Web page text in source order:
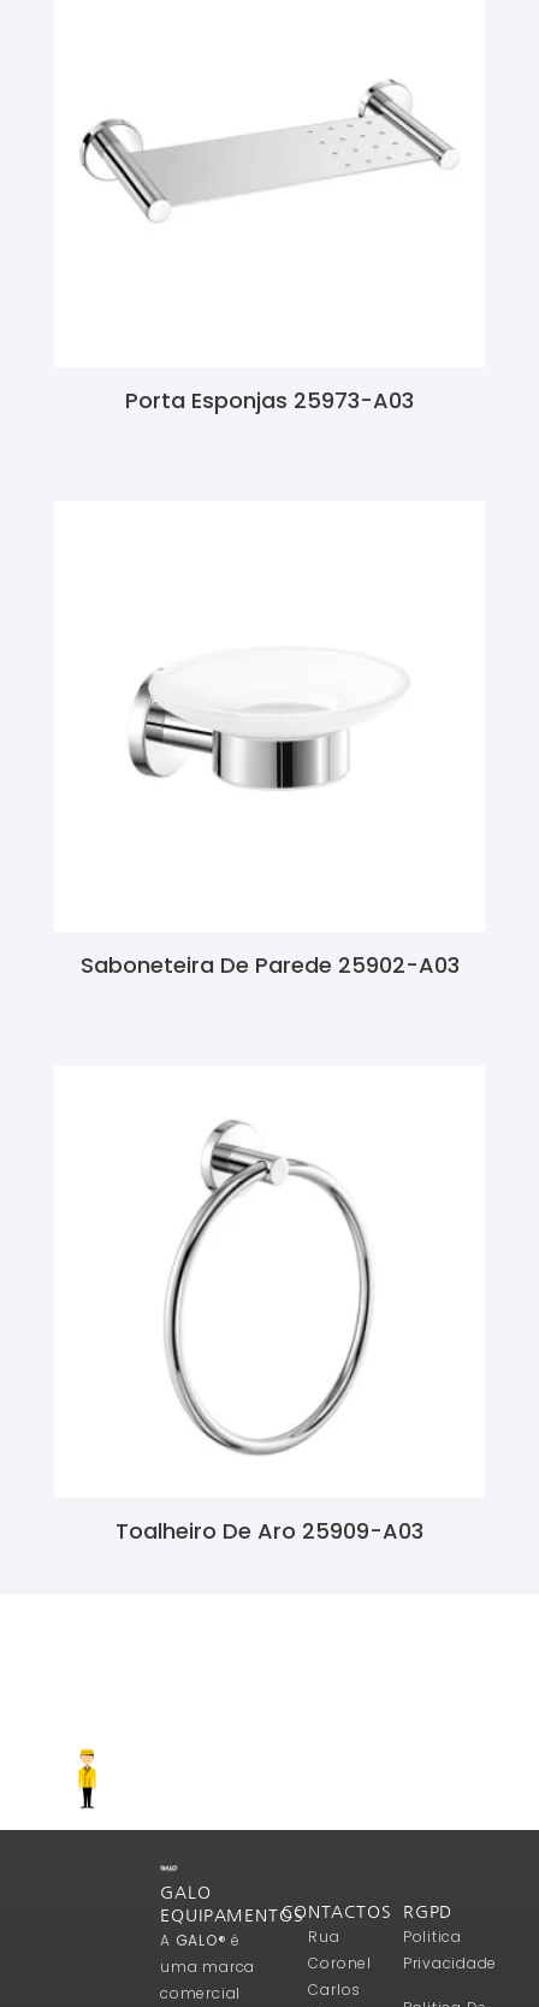
Porta Esponjas 25973-A03
Saboneteira De Parede 25902-A03
Toalheiro De Aro 25909-A03
GALO
EQUIPAMENTOS
A GALO® é
uma marca
comercial
CONTACTOS
Rua
Coronel
Carlos
RGPD
Politica
Privacidade